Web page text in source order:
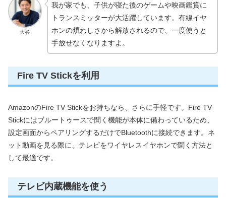
大谷
我が家でも、子供が寝た後のゲームや映画鑑賞に
トランスミッターが大活躍しています。有線イヤ
ホンの煩わしさから解放されるので、一度使うと
手放せなくなりますよ。
Fire TV Stickを利用
AmazonのFire TV Stickをお持ちなら、さらに手軽です。Fire TV
Stickにはブルートゥースで聞く機能が本体に備わっているため、
設定画面からペアリングするだけでBluetoothに接続できます。ネ
ット動画を見る際に、テレビをワイヤレスイヤホンで聞く方法と
して最適です。
テレビ内蔵機能を使う